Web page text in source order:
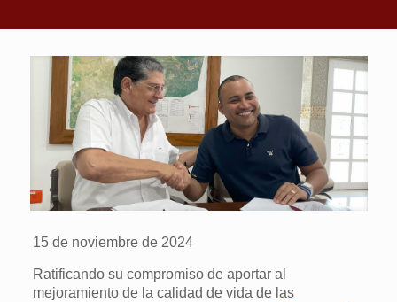
15 de noviembre de 2024
Ratificando su compromiso de aportar al
mejoramiento de la calidad de vida de las